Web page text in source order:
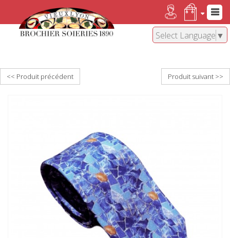
Select Language ▼
<< Produit précédent Produit suivant >>